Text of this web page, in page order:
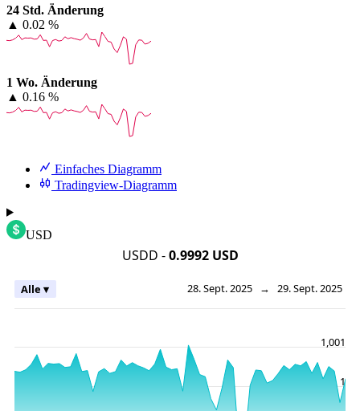
24 Std. Änderung
▲ 0.02 %
1 Wo. Änderung
▲ 0.16 %
Einfaches Diagramm
Tradingview-Diagramm
USD
USDD -0.9992 USD
28. Sept. 2025 → 29. Sept. 2025
Alle ▾
1
1,001